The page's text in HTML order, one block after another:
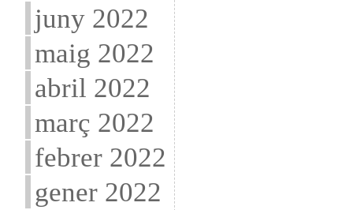
juny 2022
maig 2022
abril 2022
març 2022
febrer 2022
gener 2022